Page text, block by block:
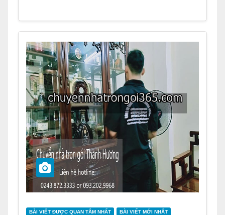
BÀI VIẾT ĐƯỢC QUAN TÂM NHẤT BÀI VIẾT MỚI NHẤT